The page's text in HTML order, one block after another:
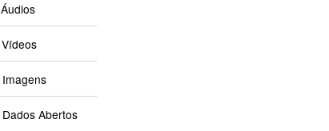
Áudios
Vídeos
Imagens
Dados Abertos